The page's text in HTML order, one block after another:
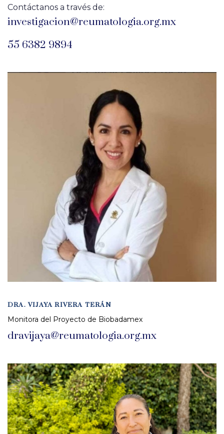
Contáctanos a través de:
investigacion@reumatologia.org.mx
55 6382 9894
DRA. VIJAYA RIVERA TERÁN
Monitora del Proyecto de Biobadamex
dravijaya@reumatologia.org.mx